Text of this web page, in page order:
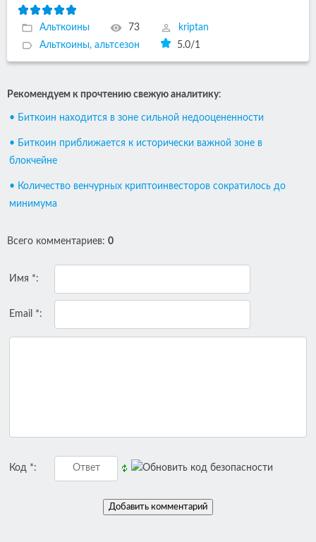
Альткоины 73
kriptan
Альткоины, альтсезон 5.0/1
Рекомендуем к прочтению свежую аналитику:
• Биткоин находится в зоне сильной недооцененности
• Биткоин приближается к исторически важной зоне в
блокчейне
• Количество венчурных криптоинвесторов сократилось до
минимума
Всего комментариев: 0
Имя *:
Email *:
Код *: